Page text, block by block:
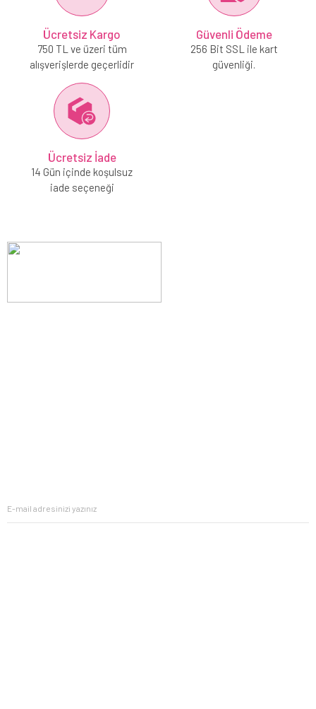
Ücretsiz Kargo
750 TL ve üzeri tüm
alışverişlerde geçerlidir
Güvenli Ödeme
256 Bit SSL ile kart
güvenliği.
Ücretsiz İade
14 Gün içinde koşulsuz
iade seçeneği